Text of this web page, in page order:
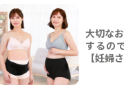
大切な
するの
【妊婦